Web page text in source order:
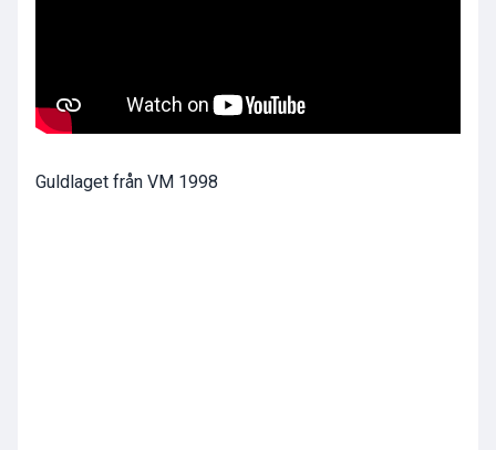
Guldlaget från VM 1998